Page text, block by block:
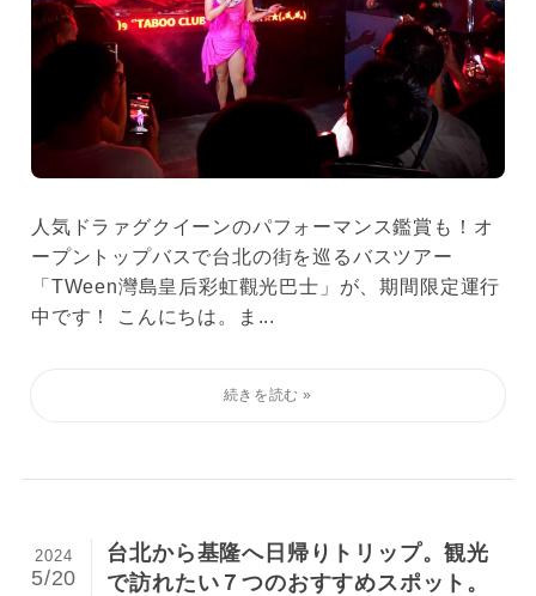
人気ドラァグクイーンのパフォーマンス鑑賞も！オ
ープントップバスで台北の街を巡るバスツアー
「TWeen灣島皇后彩虹觀光巴士」が、期間限定運行
中です！ こんにちは。ま...
台北から基隆へ日帰りトリップ。観光
で訪れたい７つのおすすめスポット。
2024
5/20